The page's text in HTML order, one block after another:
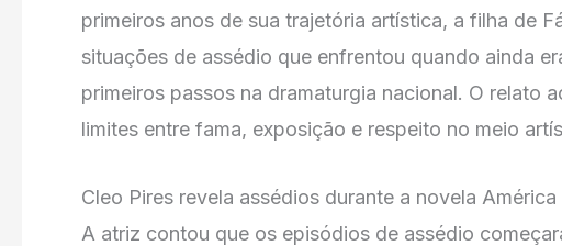
primeiros anos de sua trajetória artística, a filha de
situações de assédio que enfrentou quando ainda
primeiros passos na dramaturgia nacional. O relato
limites entre fama, exposição e respeito no meio
Cleo Pires revela assédios durante a novela América
A atriz contou que os episódios de assédio